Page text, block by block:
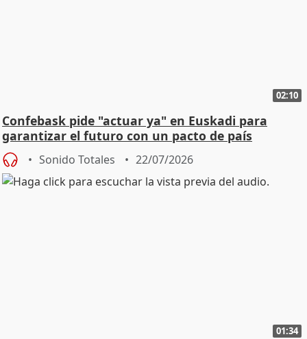
02:10
Confebask pide "actuar ya" en Euskadi para
garantizar el futuro con un pacto de país
Sonido Totales 22/07/2026
01:34